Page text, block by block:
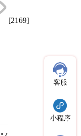
[2169]
客服
小程序